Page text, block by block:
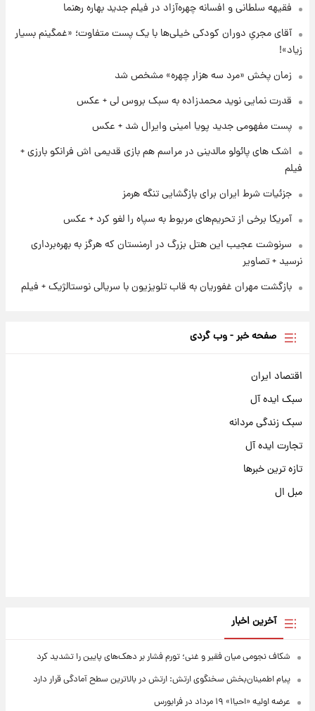
۱ روز پیش
آتش اختلاف در اینستاگرام؛ تمجید از حردانی به
مذاق رضاییان خوش نیامد+عکس
۱ روز پیش
پروین اعتصامی در دوران نوجوانی؛ اواخر دهه
۱۲۹۰ شمسی
قدرت‌نمایی نظامی چین؛ بمب‌افکن حامل موشک
فقیهه سلطانی و افسانه چهره‌آزاد در فیلم جدید بهاره رهنما
آقای مجریِ دوران کودکی خیلی‌ها با یک پست متفاوت؛ «غمگینم بسیار
زیاد»!
زمان پخش «مرد سه هزار چهره» مشخص شد
قدرت نمایی نوید محمدزاده به سبک بروس لی + عکس
پست مفهومی جدید پویا امینی وایرال شد + عکس
اشک های پائولو مالدینی در مراسم هم بازی قدیمی اش فرانکو بارزی +
فیلم
جزئیات شرط ایران برای بازگشایی تنگه هرمز
آمریکا برخی از تحریم‌های مربوط به سپاه را لغو کرد + عکس
سرنوشت عجیب این هتل بزرگ در ارمنستان که هرگز به بهره‌برداری
نرسید + تصاویر
بازگشت مهران غفوریان به قاب تلویزیون با سریالی نوستالژیک + فیلم
صفحه خبر - وب گردی
اقتصاد ایران
سبک ایده آل
سبک زندگی مردانه
تجارت ایده آل
تازه ترین خبرها
مبل ال
آخرین اخبار
شکاف نجومی میان فقیر و غنی؛ تورم فشار بر دهک‌های پایین را تشدید کرد
پیام اطمینان‌بخش سخنگوی ارتش: ارتش در بالاترین سطح آمادگی قرار دارد
عرضه اولیه «احیا۱» ۱۹ مرداد در فرابورس